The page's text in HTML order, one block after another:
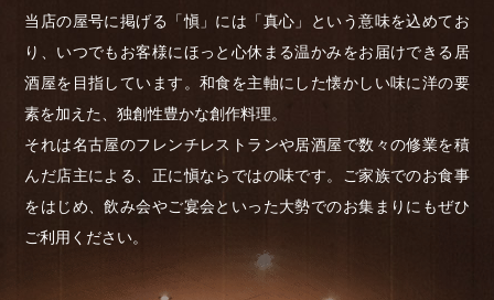
当店の屋号に掲げる「愼」には「真心」という意味を込めてお
り、いつでもお客様にほっと心休まる温かみをお届けできる居
酒屋を目指しています。和食を主軸にした懐かしい味に洋の要
素を加えた、独創性豊かな創作料理。
それは名古屋のフレンチレストランや居酒屋で数々の修業を積
んだ店主による、正に愼ならではの味です。ご家族でのお食事
をはじめ、飲み会やご宴会といった大勢でのお集まりにもぜひ
ご利用ください。